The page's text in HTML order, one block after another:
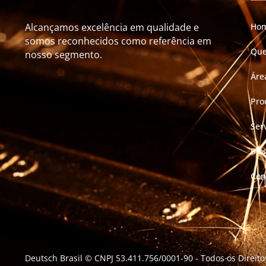
Alcançamos excelência em qualidade e
somos reconhecidos como referência em
nosso segmento.
Deutsch Brasil © CNPJ 53.411.756/0001-90- Todos os